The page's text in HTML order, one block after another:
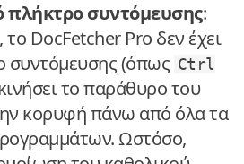
πλήκτρο συντόμευσης:
DocFetcher Pro δεν έχει
συντόμευσης (όπως Ctrl
το παράθυρο του
κορυφή πάνω από όλα τα
Ωστόσο,